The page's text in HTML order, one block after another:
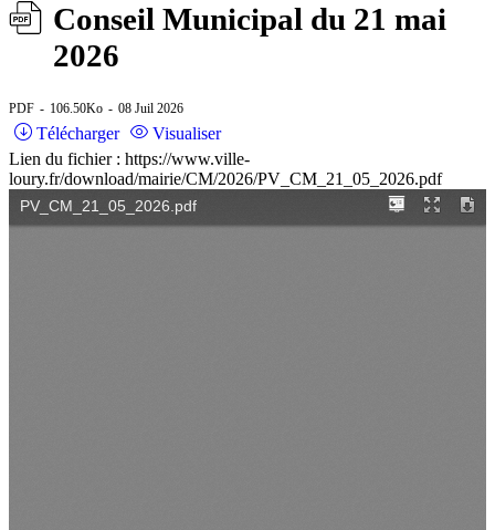
Conseil Municipal du 21 mai
2026
PDF 106.50Ko 08 Juil 2026
Télécharger
Visualiser
Lien du fichier : https://www.ville-
loury.fr/download/mairie/CM/2026/PV_CM_21_05_2026.pdf